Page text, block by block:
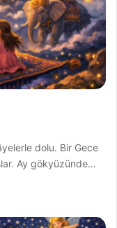
dolu. Bir Gece
Ay gökyüzünde…